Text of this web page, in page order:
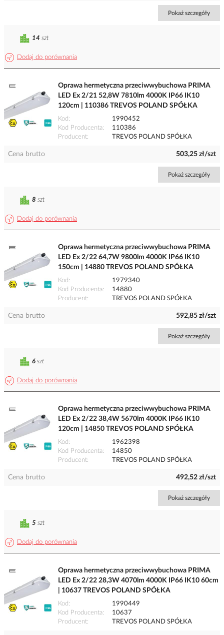
Pokaż szczegóły
Dodaj do porównania
14 szt
Oprawa hermetyczna przeciwwybuchowa PRIMA
LED Ex 2/21 52,8W 7810lm 4000K IP66 IK10
120cm | 110386 TREVOS POLAND SPÓŁKA
Kod
1990452
Kod Producenta
110386
Producent
TREVOS POLAND SPÓŁKA
Cena brutto 503,25 zł/szt
Pokaż szczegóły
Dodaj do porównania
8 szt
Oprawa hermetyczna przeciwwybuchowa PRIMA
LED Ex 2/22 64,7W 9800lm 4000K IP66 IK10
150cm | 14880 TREVOS POLAND SPÓŁKA
Kod
1979340
Kod Producenta
14880
Producent
TREVOS POLAND SPÓŁKA
Cena brutto 592,85 zł/szt
Pokaż szczegóły
Dodaj do porównania
6 szt
Oprawa hermetyczna przeciwwybuchowa PRIMA
LED Ex 2/22 38,4W 5670lm 4000K IP66 IK10
120cm | 14850 TREVOS POLAND SPÓŁKA
Kod
1962398
Kod Producenta
14850
Producent
TREVOS POLAND SPÓŁKA
Cena brutto 492,52 zł/szt
Pokaż szczegóły
Dodaj do porównania
5 szt
Oprawa hermetyczna przeciwwybuchowa PRIMA
LED Ex 2/22 28,3W 4070lm 4000K IP66 IK10 60cm
| 10637 TREVOS POLAND SPÓŁKA
Kod
1990449
Kod Producenta
10637
Producent
TREVOS POLAND SPÓŁKA